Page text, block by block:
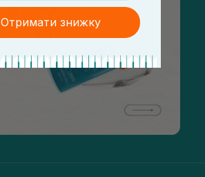
Отримати знижку